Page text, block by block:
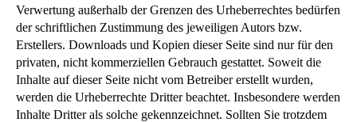
Verwertung außerhalb der Grenzen des Urheberrechtes bedürfen
der schriftlichen Zustimmung des jeweiligen Autors bzw.
Erstellers. Downloads und Kopien dieser Seite sind nur für den
privaten, nicht kommerziellen Gebrauch gestattet. Soweit die
Inhalte auf dieser Seite nicht vom Betreiber erstellt wurden,
werden die Urheberrechte Dritter beachtet. Insbesondere werden
Inhalte Dritter als solche gekennzeichnet. Sollten Sie trotzdem